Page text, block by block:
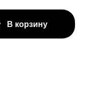
В корзину